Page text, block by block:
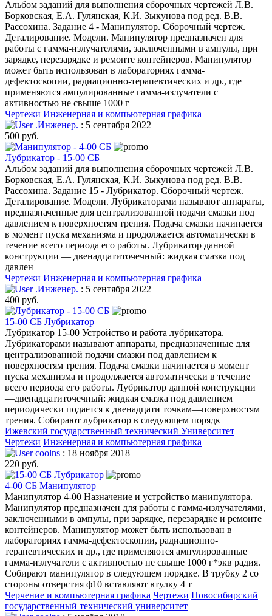
Альбом заданий для выполнения сборочных чертежей Л.В.
Борковская, Е.А. Гулянская, К.И. Зыкунова под ред. В.В.
Рассохина. Задание 4 - Манипулятор. Сборочный чертеж.
Деталирование. Модели. Манипулятор предназначен для
работы с гамма-излучателями, заключенными в ампулы, при
зарядке, перезарядке и ремонте контейнеров. Манипулятор
может быть использован в лабораториях гамма-
дефектоскопии, радиационно-терапевтических и др., где
применяются ампулированные гамма-излучатели с
активностью не свыше 1000 г
Чертежи Инженерная и компьютерная графика
.Инженер. : 5 сентября 2022
500 руб.
Лубрикатор - 15-00 СБ
Альбом заданий для выполнения сборочных чертежей Л.В.
Борковская, Е.А. Гулянская, К.И. Зыкунова под ред. В.В.
Рассохина. Задание 15 - Лубрикатор. Сборочный чертеж.
Деталирование. Модели. Лубрикаторами называют аппараты,
предназначенные для централизованной подачи смазки под
давлением к поверхностям трения. Подача смазки начинается
в момент пуска механизма и продолжается автоматически в
течение всего периода его работы. Лубрикатор данной
конструкции — двенадцатиточечный: жидкая смазка под
давлен
Чертежи Инженерная и компьютерная графика
.Инженер. : 5 сентября 2022
400 руб.
15-00 СБ Лубрикатор
Лубрикатор 15-00 Устройство и работа лубрикатора.
Лубрикаторами называют аппараты, предназначенные для
централизованной подачи смазки под давлением к
поверхностям трения. Подача смазки начинается в момент
пуска механизма и продолжается автоматически в течение
всего периода его работы. Лубрикатор данной конструкции
—двенадцатиточечный: жидкая смазка под давлением
периодически подается к двенадцати точкам—поверхностям
трения. Собирают лубрикатор в следующем порядк
Ижевский государственный технический Университет
Чертежи Инженерная и компьютерная графика
coolns : 18 ноября 2018
220 руб.
4-00 СБ Манипулятор
Манипулятор 4-00 Назначение и устройство манипулятора.
Манипулятор предназначен для работы с гамма-излучателями,
заключенными в ампулы, при зарядке, перезарядке и ремонте
контейнеров. Манипулятор может быть использован в
лабораториях гамма-дефектоскопии, радиационно-
терапевтических и др., где применяются ампулированные
гамма-излучатели с активностью не свыше 1000 г*экв радия.
Собирают манипулятор в следующем порядке. В трубку 2 со
стороны отверстия ф10 вставляют втулку 4 т
Черчение и компьютерная графика Чертежи Новосибирский
государственный технический университет